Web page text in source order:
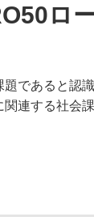
ロ
であると
連する社会